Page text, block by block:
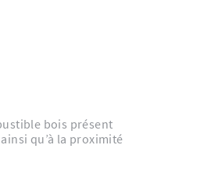
bois présent
qu’à la proximité